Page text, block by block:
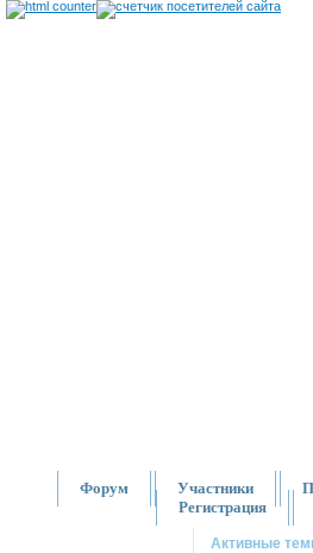
Форум Участники
Регистрация
Активные